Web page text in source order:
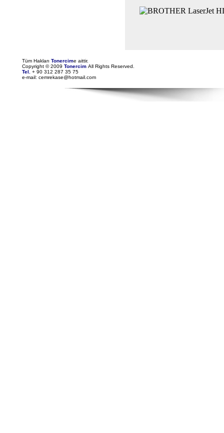
Tüm Hakları Tonercime aittir.
Copyright © 2009 Tonercim All Rights Reserved.
Tel.
+ 90 312 287 35 75
e-mail: cemrekase@hotmail.com